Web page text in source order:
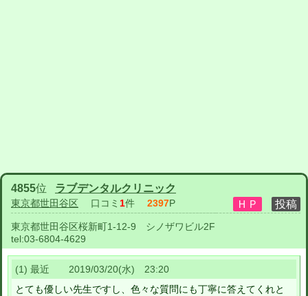
4855位 ラブデンタルクリニック
東京都世田谷区 口コミ 1件 2397P
東京都世田谷区桜新町1-12-9 シノザワビル2F
tel:03-6804-4629
(1) 最近 2019/03/20(水) 23:20
とても優しい先生ですし、色々な質問にも丁寧に答えてくれと